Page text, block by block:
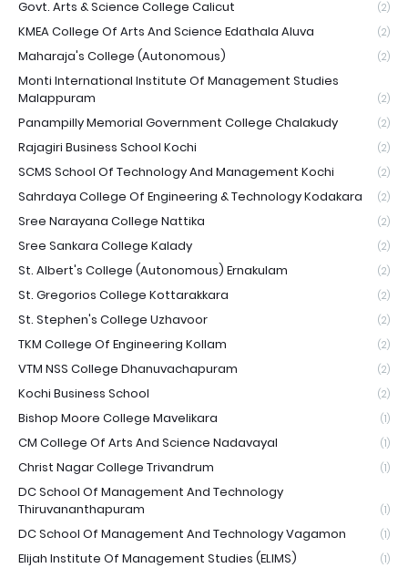
Govt. Arts & Science College Calicut (2)
KMEA College Of Arts And Science Edathala Aluva (2)
Maharaja's College (Autonomous) (2)
Monti International Institute Of Management Studies
Malappuram
(2)
Panampilly Memorial Government College Chalakudy (2)
Rajagiri Business School Kochi (2)
SCMS School Of Technology And Management Kochi (2)
Sahrdaya College Of Engineering & Technology Kodakara (2)
Sree Narayana College Nattika (2)
Sree Sankara College Kalady (2)
St. Albert's College (Autonomous) Ernakulam (2)
St. Gregorios College Kottarakkara (2)
St. Stephen's College Uzhavoor (2)
TKM College Of Engineering Kollam (2)
VTM NSS College Dhanuvachapuram (2)
Kochi Business School (2)
Bishop Moore College Mavelikara (1)
CM College Of Arts And Science Nadavayal (1)
Christ Nagar College Trivandrum (1)
DC School Of Management And Technology
Thiruvananthapuram
(1)
DC School Of Management And Technology Vagamon (1)
Elijah Institute Of Management Studies (ELIMS) (1)